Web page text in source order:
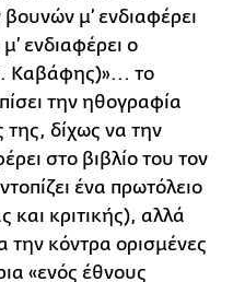
μ’ ενδιαφέρει
ενδιαφέρει ο
Καβάφης)»... το
την ηθογραφία
δίχως να την
στο βιβλίο του τον
ένα πρωτόλειο
και κριτικής), αλλά
την κόντρα ορισμένες
«ενός έθνους